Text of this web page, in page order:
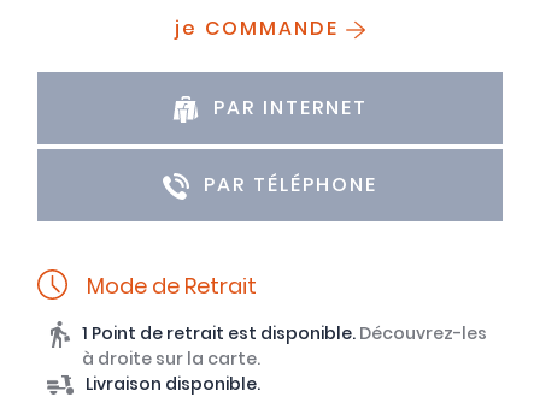
je COMMANDE
PAR INTERNET
PAR TÉLÉPHONE
Mode de Retrait
1 Point de retrait est disponible. Découvrez-les
à droite sur la carte.
Livraison disponible.